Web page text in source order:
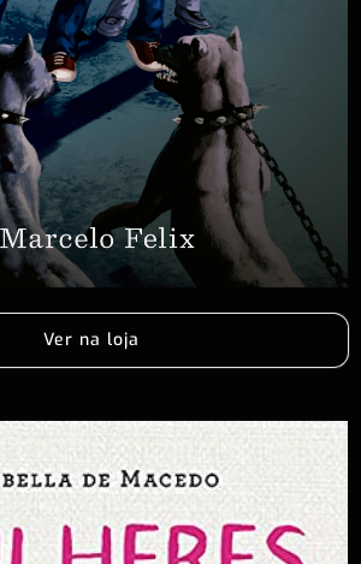
Ver na loja